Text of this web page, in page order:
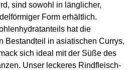
sind sowohl in länglicher,
Form erhältlich.
hat die
Bestandteil in asiatischen Currys,
sich ideal mit der Süße des
Unser leckeres Rindfleisch-